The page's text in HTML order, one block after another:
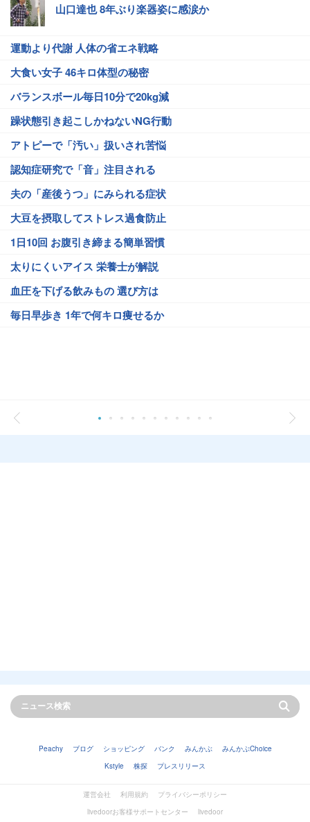
山口達也 8年ぶり楽器姿に感涙か
運動より代謝 人体の省エネ戦略
大食い女子 46キロ体型の秘密
バランスボール毎日10分で20kg減
躁状態引き起こしかねないNG行動
アトピーで「汚い」扱いされ苦悩
認知症研究で「音」注目される
夫の「産後うつ」にみられる症状
大豆を摂取してストレス過食防止
1日10回 お腹引き締まる簡単習慣
太りにくいアイス 栄養士が解説
血圧を下げる飲みもの 選び方は
毎日早歩き 1年で何キロ痩せるか
Peachy ブログ ショッピング バンク みんかぶ
みんかぶChoice
Kstyle
株探 プレスリリース
運営会社 利用規約
プライバシーポリシー
livedoorお客様サポートセンター
livedoor